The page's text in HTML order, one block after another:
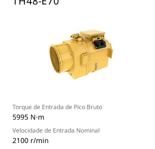
Torque de Entrada de Pico Bruto
5995 N·m
Velocidade de Entrada Nominal
2100 r/min